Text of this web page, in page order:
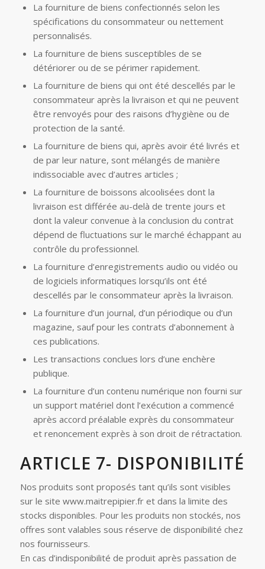
La fourniture de biens confectionnés selon les
spécifications du consommateur ou nettement
personnalisés.
La fourniture de biens susceptibles de se
détériorer ou de se périmer rapidement.
La fourniture de biens qui ont été descellés par le
consommateur après la livraison et qui ne peuvent
être renvoyés pour des raisons d’hygiène ou de
protection de la santé.
La fourniture de biens qui, après avoir été livrés et
de par leur nature, sont mélangés de manière
indissociable avec d’autres articles ;
La fourniture de boissons alcoolisées dont la
livraison est différée au-delà de trente jours et
dont la valeur convenue à la conclusion du contrat
dépend de fluctuations sur le marché échappant au
contrôle du professionnel.
La fourniture d’enregistrements audio ou vidéo ou
de logiciels informatiques lorsqu’ils ont été
descellés par le consommateur après la livraison.
La fourniture d’un journal, d’un périodique ou d’un
magazine, sauf pour les contrats d’abonnement à
ces publications.
Les transactions conclues lors d’une enchère
publique.
La fourniture d’un contenu numérique non fourni sur
un support matériel dont l’exécution a commencé
après accord préalable exprès du consommateur
et renoncement exprès à son droit de rétractation.
ARTICLE 7- DISPONIBILITÉ
Nos produits sont proposés tant qu’ils sont visibles
sur le site www.maitrepipier.fr et dans la limite des
stocks disponibles. Pour les produits non stockés, nos
offres sont valables sous réserve de disponibilité chez
nos fournisseurs.
En cas d’indisponibilité de produit après passation de